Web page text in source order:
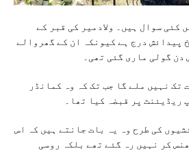
کئی سوال ہیں۔ ولادمیر کی قبر کے
پیدائش درج ہے کیونکہ ان کے گھروالے
گولی ماری گئی تھی۔
تک نہیں ملے گا جب تک کہ وہ کمانڈر
ریڈیئنٹ پر قبضہ کیا تھا۔
کی طرح وہ یہ بات جانتے ہیں کہ اس
کر نہیں رہ گئے تھے بلکہ روسی